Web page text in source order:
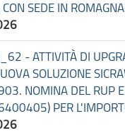
CON SEDE IN
ATTIVITÀ DI
SOLUZIONE
NOMINA DEL RUP E
PER